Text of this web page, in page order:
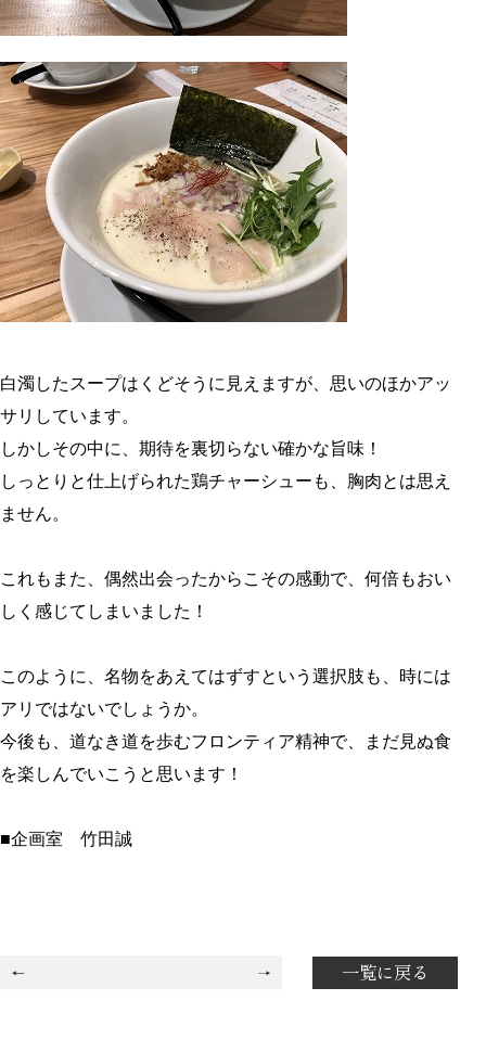
白濁したスープはくどそうに見えますが、思いのほかアッ
サリしています。
しかしその中に、期待を裏切らない確かな旨味！
しっとりと仕上げられた鶏チャーシューも、胸肉とは思え
ません。
これもまた、偶然出会ったからこその感動で、何倍もおい
しく感じてしまいました！
このように、名物をあえてはずすという選択肢も、時には
アリではないでしょうか。
今後も、道なき道を歩むフロンティア精神で、まだ見ぬ食
を楽しんでいこうと思います！
■企画室 竹田誠
一覧に戻る